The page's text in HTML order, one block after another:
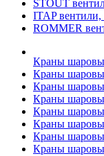
STOUT
ITAP вентили,
ROMMER
Краны
Краны
Краны
Краны
Краны
Краны
Краны
Краны